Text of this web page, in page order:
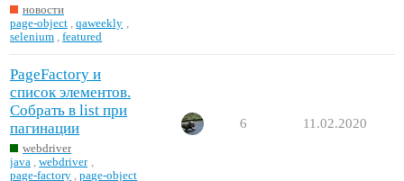
новости
page-object ,qaweekly
selenium ,featured
PageFactory и
список элементов.
Собрать в list при
пагинации
webdriver
java
,webdriver
page-factory ,page-object
6 11.02.2020